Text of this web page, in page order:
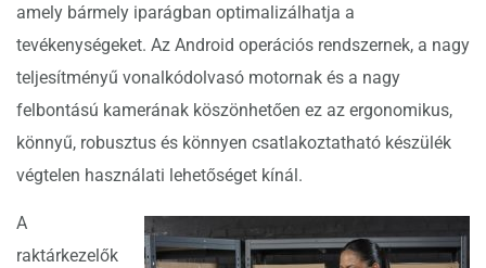
amely bármely iparágban optimalizálhatja a
tevékenységeket. Az Android operációs rendszernek, a nagy
teljesítményű vonalkódolvasó motornak és a nagy
felbontású kamerának köszönhetően ez az ergonomikus,
könnyű, robusztus és könnyen csatlakoztatható készülék
végtelen használati lehetőséget kínál.
A
raktárkezelők